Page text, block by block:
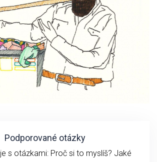
Podporované otázky
s otázkami: Proč si to myslíš? Jaké